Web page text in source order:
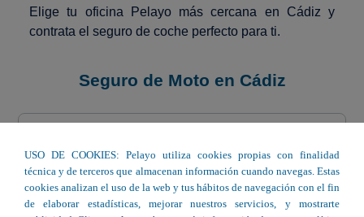
Elige tu oficina Pelayo más cercana en Cádiz y
contrata el seguro de coche perfecto para ti.
Seguro de Moto en Cádiz
C/ Almirante Faustino Ruiz, 5. Bajo 3,
Esc. 2 - San Fernando
Avda. de Europa, Edif Entreparques I,
USO DE COOKIES: Pelayo utiliza cookies propias con finalidad
técnica y de terceros que almacenan información cuando navegas. Estas
cookies analizan el uso de la web y tus hábitos de navegación con el fin
de elaborar estadísticas, mejorar nuestros servicios, y mostrarte